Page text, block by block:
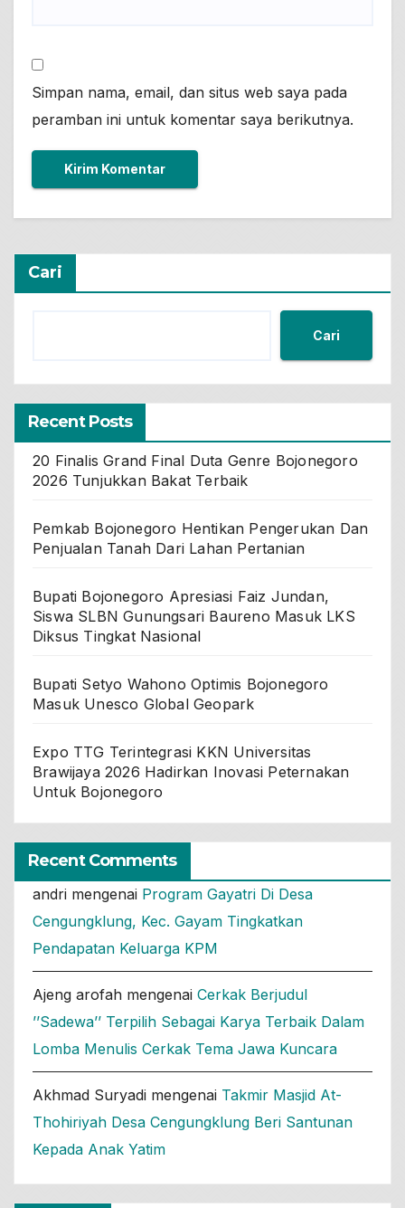
Simpan nama, email, dan situs web saya pada
peramban ini untuk komentar saya berikutnya.
Cari
Cari
Recent Posts
20 Finalis Grand Final Duta Genre Bojonegoro
2026 Tunjukkan Bakat Terbaik
Pemkab Bojonegoro Hentikan Pengerukan Dan
Penjualan Tanah Dari Lahan Pertanian
Bupati Bojonegoro Apresiasi Faiz Jundan,
Siswa SLBN Gunungsari Baureno Masuk LKS
Diksus Tingkat Nasional
Bupati Setyo Wahono Optimis Bojonegoro
Masuk Unesco Global Geopark
Expo TTG Terintegrasi KKN Universitas
Brawijaya 2026 Hadirkan Inovasi Peternakan
Untuk Bojonegoro
Recent Comments
andri mengenai Program Gayatri Di Desa
Cengungklung, Kec. Gayam Tingkatkan
Pendapatan Keluarga KPM
Ajeng arofah mengenai Cerkak Berjudul
’’Sadewa’’ Terpilih Sebagai Karya Terbaik Dalam
Lomba Menulis Cerkak Tema Jawa Kuncara
Akhmad Suryadi mengenai Takmir Masjid At-
Thohiriyah Desa Cengungklung Beri Santunan
Kepada Anak Yatim